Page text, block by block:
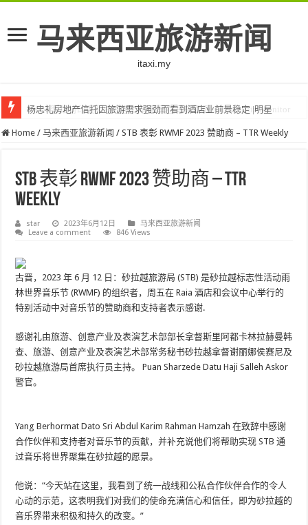
马来西亚旅游新闻
itaxi.my
杨忠礼房地产信托因旅游需求强劲而看到酒店业前景稳定 |明星
Home / 马来西亚旅游新闻 / STB 表彰 RWMF 2023 赞助商 – TTR Weekly
STB 表彰 RWMF 2023 赞助商 – TTR
Weekly
star 2023年6月12日
马来西亚旅游新闻
Leave a comment
846 Views
古晋，2023 年 6 月 12 日：砂拉越旅游局 (STB) 是砂拉越标志性活动雨
林世界音乐节 (RWMF) 的组织者，周五在 Raia 酒店和会议中心举行的
特别活动中对音乐节的赞助商和支持者表示感谢.
感谢礼由旅游、创意产业及表演艺术部部长拿督斯里阿都卡林拉赫曼韩
查、旅游、创意产业及表演艺术部常务秘书砂拉越拿督谢丽娜侯赛尼及
砂拉越旅游局首席执行员主持。 Puan Sharzede Datu Haji Salleh Askor
警官。
Yang Berhormat Dato Sri Abdul Karim Rahman Hamzah 在致辞中感谢
合作伙伴和支持者对音乐节的贡献，并补充说他们将帮助实现 STB 通
过音乐将世界聚集在砂拉越的愿景。
他说：“今天站在这里，我看到了统一战线和公私合作伙伴合作的令人
心动的示范，这表明我们对我们的使命充满信心和信任，即为砂拉越的
音乐界带来积极和持久的改变。”